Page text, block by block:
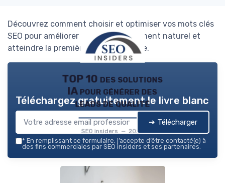
Découvrez comment choisir et optimiser vos mots clés
SEO pour améliorer votre référencement naturel et
atteindre la première page de Google.
TOP 10 des solutions
IA pour générer des
leads de qualité
SEO insiders — 2026
Téléchargez gratuitement le livre blanc
➔ Télécharger
* En remplissant ce formulaire, j’accepte d’être contacté(e) à
des fins commerciales par SEO insiders et ses partenaires.